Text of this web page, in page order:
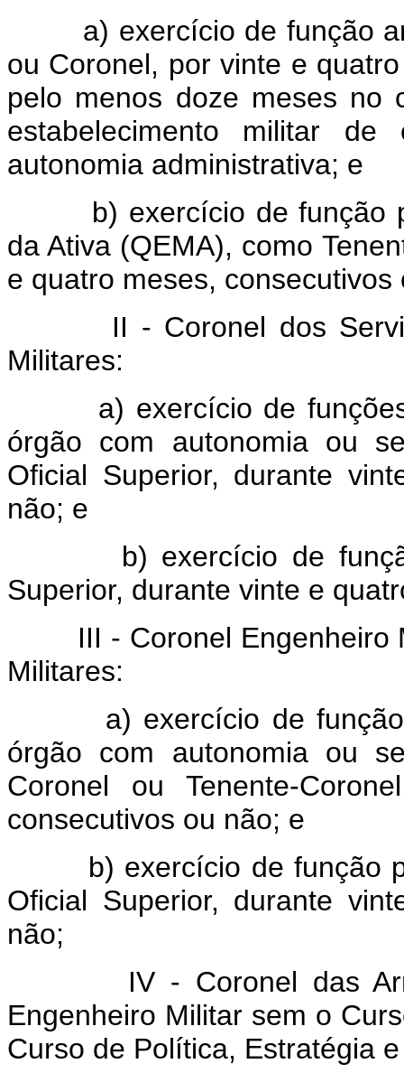
a) exercício de função
ou Coronel, por vinte e
pelo menos doze meses no
estabelecimento militar
autonomia administrativa; e
b) exercício de função
da Ativa (QEMA), como
e quatro meses, consecutivos
II - Coronel dos
Militares:
a) exercício de funções
órgão com autonomia ou
Oficial Superior, durante
não; e
b) exercício de função
Superior, durante vinte e
III - Coronel Engenheiro
Militares:
a) exercício de função
órgão com autonomia ou
Coronel ou Tenente-
consecutivos ou não; e
b) exercício de função
Oficial Superior, durante
não;
IV - Coronel das
Engenheiro Militar sem o
Curso de Política, Estratégia